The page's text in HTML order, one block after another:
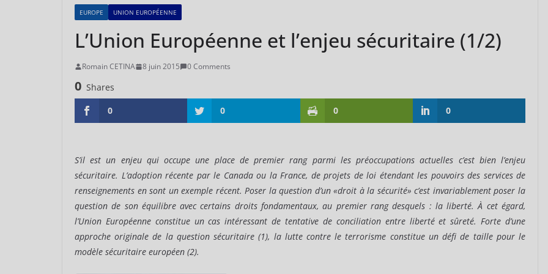
EUROPE UNION EUROPÉENNE
L’Union Européenne et l’enjeu sécuritaire (1/2)
Romain CETINA 8 juin 2015 0 Comments
0 Shares
0
0 0 0
S’il est un enjeu qui occupe une place de premier rang parmi les préoccupations actuelles c’est bien l’enjeu
sécuritaire. L’adoption récente par le Canada ou la France, de projets de loi étendant les pouvoirs des services de
renseignements en sont un exemple récent. Poser la question d’un «droit à la sécurité» c’est invariablement poser la
question de son équilibre avec certains droits fondamentaux, au premier rang desquels : la liberté. À cet égard,
l’Union Européenne constitue un cas intéressant de tentative de conciliation entre liberté et sûreté. Forte d’une
approche originale de la question sécuritaire (1), la lutte contre le terrorisme constitue un défi de taille pour le
modèle sécuritaire européen (2).